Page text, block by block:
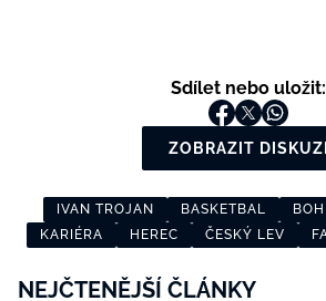
Sdílet nebo uložit:
ZOBRAZIT DISKUZI
IVAN TROJAN BASKETBAL
KARIÉRA
HEREC ČESKÝ LEV
NEJČTENĚJŠÍ ČLÁNKY